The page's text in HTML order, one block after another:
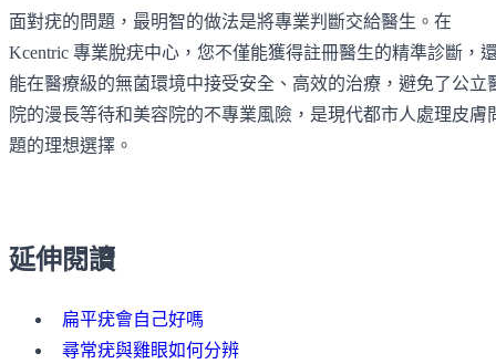
面對疣的問題，最明智的做法是將專業判斷交給醫生。在
Kcentric 專業脫疣中心，您不僅能獲得註冊醫生的精準診斷，
能在醫療級的無菌環境中接受安全、高效的治療，避免了公立
院的漫長等待和美容院的不專業風險，是現代都市人處理皮膚
題的理想選擇。
延伸閱讀
扁平疣會自己好嗎
尋常疣與雞眼如何分辨